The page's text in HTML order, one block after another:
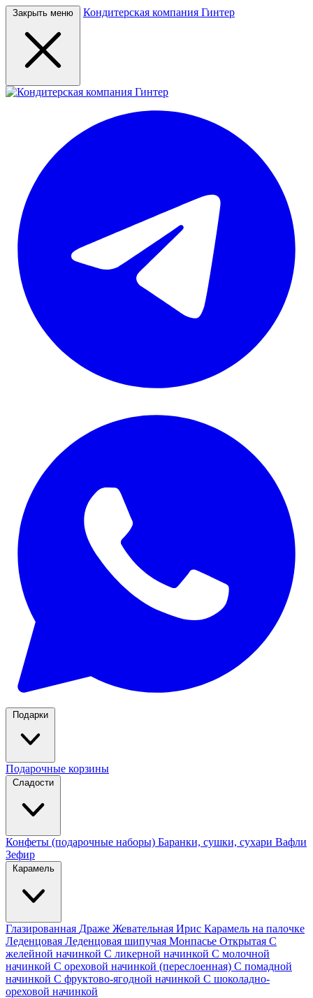
Закрыть меню Кондитерская компания Гинтер
Подарки
Подарочные корзины
Сладости
Конфеты (подарочные наборы) Баранки, сушки, сухари Вафли
Зефир
Карамель
Глазированная Драже Жевательная Ирис Карамель на палочке
Леденцовая Леденцовая шипучая Монпасье Открытая С
желейной начинкой С ликерной начинкой С молочной
начинкой С ореховой начинкой (переслоенная) С помадной
начинкой С фруктово-ягодной начинкой С шоколадно-
ореховой начинкой